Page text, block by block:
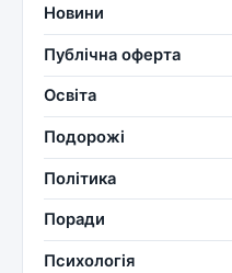
Новини
Публічна оферта
Освіта
Подорожі
Політика
Поради
Психологія